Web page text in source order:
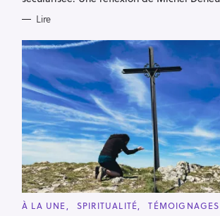
Lire
C
À LA UNE SPIRITUALITÉ TÉMOIGNAGES